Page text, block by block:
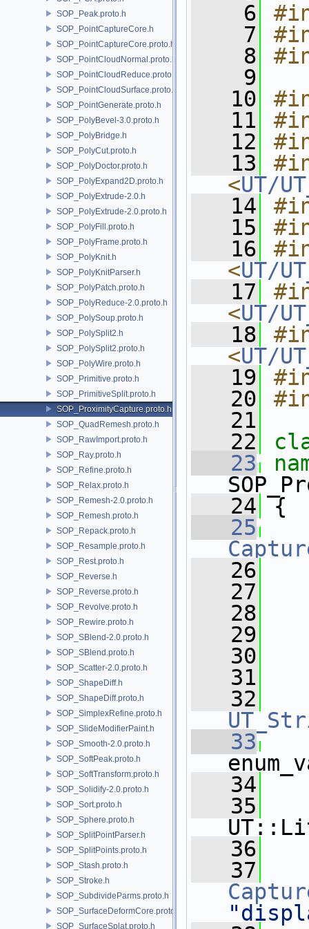
SOP_Peak.proto.h
SOP_PointCaptureCore.h
SOP_PointCaptureCore.proto.h
SOP_PointCloudNormal.proto.h
SOP_PointCloudReduce.proto.h
SOP_PointCloudSurface.proto.h
SOP_PointGenerate.proto.h
SOP_PolyBevel-3.0.proto.h
SOP_PolyBridge.h
SOP_PolyCut.proto.h
SOP_PolyDoctor.proto.h
SOP_PolyExpand2D.proto.h
SOP_PolyExtrude-2.0.h
SOP_PolyExtrude-2.0.proto.h
SOP_PolyFill.proto.h
SOP_PolyFrame.proto.h
SOP_PolyKnit.h
SOP_PolyKnitParser.h
SOP_PolyPatch.proto.h
SOP_PolyReduce-2.0.proto.h
SOP_PolySoup.proto.h
SOP_PolySplit2.h
SOP_PolySplit2.proto.h
SOP_PolyWire.proto.h
SOP_Primitive.proto.h
SOP_PrimitiveSplit.proto.h
SOP_ProximityCapture.proto.h
SOP_QuadRemesh.proto.h
SOP_RawImport.proto.h
SOP_Ray.proto.h
SOP_Refine.proto.h
SOP_Relax.proto.h
SOP_Remesh-2.0.proto.h
SOP_Remesh.proto.h
SOP_Repack.proto.h
SOP_Resample.proto.h
SOP_Rest.proto.h
SOP_Reverse.h
SOP_Reverse.proto.h
SOP_Revolve.proto.h
SOP_Rewire.proto.h
SOP_SBlend-2.0.proto.h
SOP_SBlend.proto.h
SOP_Scatter-2.0.proto.h
SOP_ShapeDiff.h
SOP_ShapeDiff.proto.h
SOP_SimplexRefine.proto.h
SOP_SlideModifierPaint.h
SOP_Smooth-2.0.proto.h
SOP_SoftPeak.proto.h
SOP_SoftTransform.proto.h
SOP_Solidify-2.0.proto.h
SOP_Sort.proto.h
SOP_Sphere.proto.h
SOP_SplitPointParser.h
SOP_SplitPoints.proto.h
SOP_Stash.proto.h
SOP_Stroke.h
SOP_SubdivideParms.proto.h
SOP_SurfaceDeformCore.proto.h
SOP_SurfaceSplat.proto.h
    6
    7
    8
    9
   10
   11
   12
   13
<UT/
   14
   15
   16
<UT/
   17
<UT/
   18
<UT/
   19
   20
   21
   22
   23
   24
{
   25
   26
   27
   28
   29
   30
   31
   32
   33
   34
   35
   36
   37